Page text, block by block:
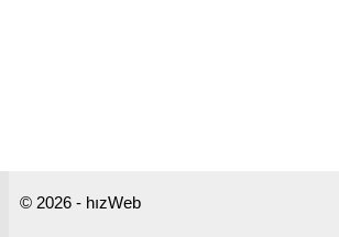
© 2026 - hızWeb